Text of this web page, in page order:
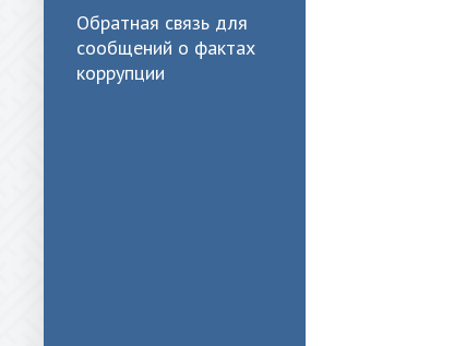
Обратная связь для
сообщений о фактах
коррупции